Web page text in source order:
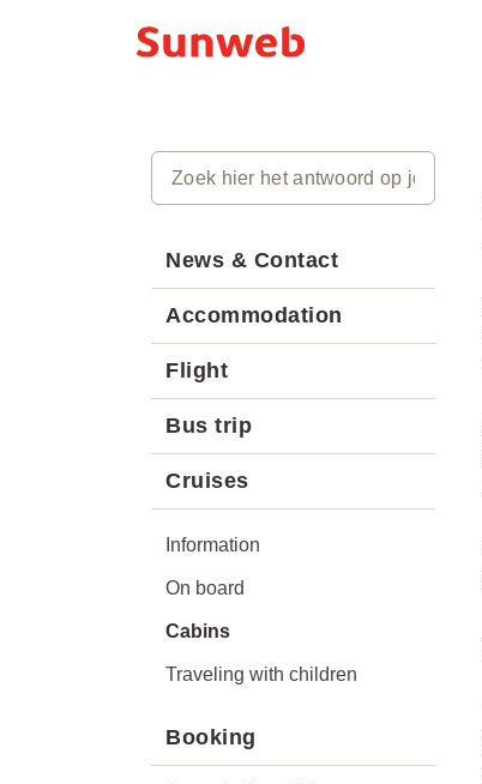
News & Contact
Accommodation
Flight
Bus trip
Cruises
Information
On board
Cabins
Traveling with children
Booking